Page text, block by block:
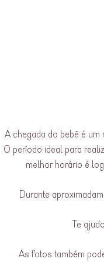
A chegada do bebê é
O período ideal para
melhor horário é
Durante
Te
As fotos também